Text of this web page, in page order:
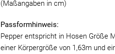
(Maßangaben in cm)
Passformhinweis:
Pepper entspricht in Hosen Größe
einer Körpergröße von 1,63m und